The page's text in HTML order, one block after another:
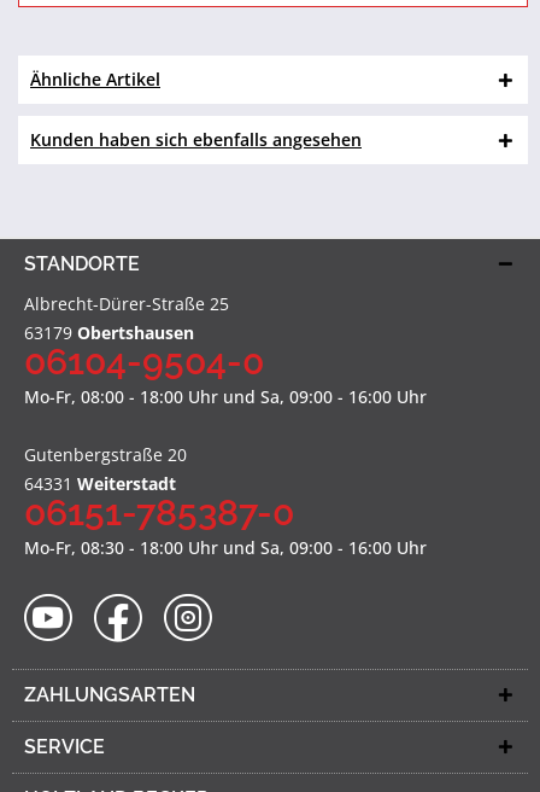
Ähnliche Artikel
Kunden haben sich ebenfalls angesehen
STANDORTE
Albrecht-Dürer-Straße 25
63179 Obertshausen
06104-9504-0
Mo-Fr, 08:00 - 18:00 Uhr und Sa, 09:00 - 16:00 Uhr
Gutenbergstraße 20
64331 Weiterstadt
06151-785387-0
Mo-Fr, 08:30 - 18:00 Uhr und Sa, 09:00 - 16:00 Uhr
ZAHLUNGSARTEN
SERVICE